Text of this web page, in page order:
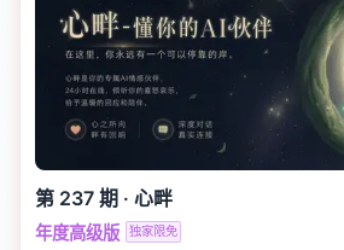
第 237 期 · 心畔
年度高级版 独家限免